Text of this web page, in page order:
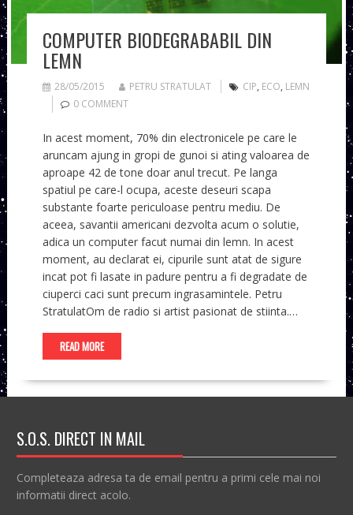
COMPUTER BIODEGRABABIL DIN
LEMN
28/05/2015 PETRU STRATULAT CIP, ECO, LEMN
0 COMMENT
In acest moment, 70% din electronicele pe care le
aruncam ajung in gropi de gunoi si ating valoarea de
aproape 42 de tone doar anul trecut. Pe langa
spatiul pe care-l ocupa, aceste deseuri scapa
substante foarte periculoase pentru mediu. De
aceea, savantii americani dezvolta acum o solutie,
adica un computer facut numai din lemn. In acest
moment, au declarat ei, cipurile sunt atat de sigure
incat pot fi lasate in padure pentru a fi degradate de
ciuperci caci sunt precum ingrasamintele. Petru
StratulatOm de radio si artist pasionat de stiinta.…
READ MORE
S.O.S. DIRECT IN MAIL
Completeaza adresa ta de email pentru a primi cele mai noi
informatii direct acolo.